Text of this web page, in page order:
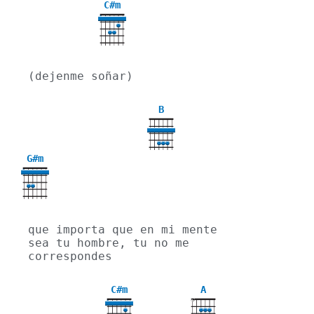
C#m
4
(dejenme soñar)
B
G#m
4
que importa que en mi mente
sea tu hombre, tu no me
correspondes
C#m
4
A
X